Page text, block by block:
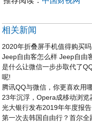
相关新闻
2020年折叠屏手机值得购买
Jeep自由客怎么样 Jeep自由
是什么让微信一步步取代了
呢!
腾讯QQ与微信，你更喜欢用
23年沉浮，Opera成移动浏
光大银行发布2019年年度报
第一次去韩国自由行？首尔全